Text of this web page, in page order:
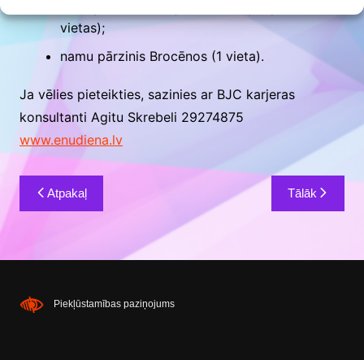
vietas);
namu pārzinis Brocēnos (1 vieta).
Ja vēlies pieteikties, sazinies ar BJC karjeras
konsultanti Agitu Skrebeli 29274875
www.enudiena.lv
Ziņu
izvēlne
Atpakaļ Tālāk
Piekļūstamības paziņojums